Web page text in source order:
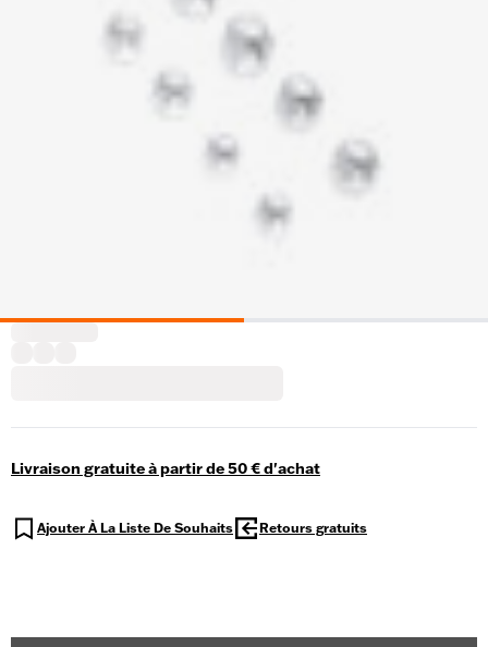
Livraison gratuite à partir de 50 € d'achat
Ajouter À La Liste De Souhaits Retours gratuits